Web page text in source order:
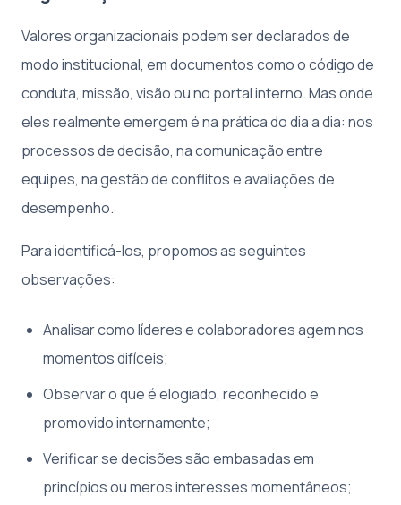
Valores organizacionais podem ser declarados de
modo institucional, em documentos como o código de
conduta, missão, visão ou no portal interno. Mas onde
eles realmente emergem é na prática do dia a dia: nos
processos de decisão, na comunicação entre
equipes, na gestão de conflitos e avaliações de
desempenho.
Para identificá-los, propomos as seguintes
observações:
Analisar como líderes e colaboradores agem nos
momentos difíceis;
Observar o que é elogiado, reconhecido e
promovido internamente;
Verificar se decisões são embasadas em
princípios ou meros interesses momentâneos;